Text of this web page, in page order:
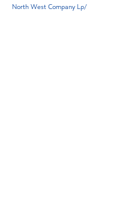
North West Company Lp/